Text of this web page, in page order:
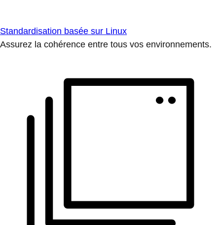
Standardisation basée sur Linux
Assurez la cohérence entre tous vos environnements.